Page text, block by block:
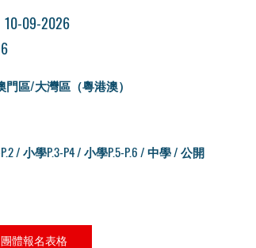
09-2026
區/大灣區（粵港澳）
P.2 / 小學P.3-P4 / 小學P.5-P.6 / 中學 / 公開
團體報名表格